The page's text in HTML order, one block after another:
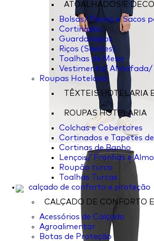
ATOALHADOS E
Bolsas/ Panos e Sacos
Cortinados
Guardanapos
Riços (Saiotes)
Toalhas de Mesa
Vestimenta/ Almofada/
Roupas Hotelaria
TÊXTEIS HOTELARIA
ROUPAS HOTELARIA
Colchas e Cobertores
Cortinados e Tapetes
Cortinas de Banho
Lençois/ Fronhas e
Roupão turco
Toalhas Turcas
calçado de conforto e proteção
CALÇADO DE CONFORTO
Acessórios de Calçado
Agroalimentar
Botas de Proteção